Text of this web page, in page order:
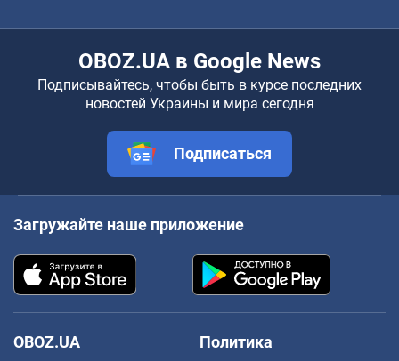
OBOZ.UA в Google News
Подписывайтесь, чтобы быть в курсе последних
новостей Украины и мира сегодня
Подписаться
Загружайте наше приложение
OBOZ.UA
Политика